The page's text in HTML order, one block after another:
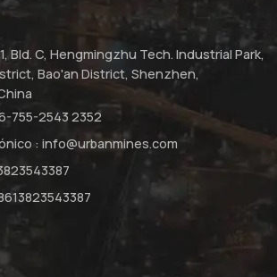
Bld. C, Hengmingzhu Tech. Industrial Park,
Bao'an District, Shenzhen,
755-2543 2352
: info@urbanmines.com